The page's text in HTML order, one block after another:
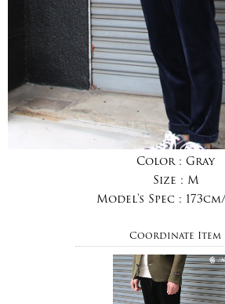
Color : Gray
Size : M
Model's Spec :
Coordinate Item